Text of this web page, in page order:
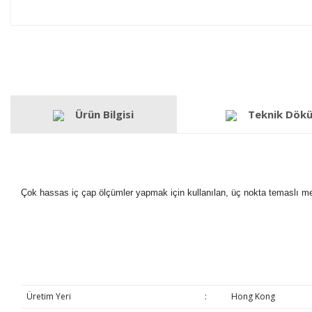
Ürün Bilgisi Teknik
Çok hassas iç çap ölçümler yapmak için kullanılan, üç nokta temaslı
Üretim Yeri :
Hong Kong